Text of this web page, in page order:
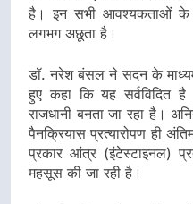
है। इन सभी आवश्यकताओं के
लगभग अछूता है।
डॉ. नरेश बंसल ने सदन के
हुए कहा कि यह सर्वविदित
राजधानी बनता जा रहा है।
पैनक्रियास प्रत्यारोपण ही
प्रकार आंत्र (इंटेस्टाइनल)
महसूस की जा रही है।